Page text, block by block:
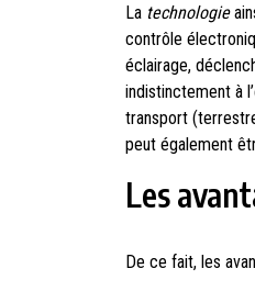
La technologie
contrôle
éclairage,
indistinctement à
transport
peut également
Les
De ce fait, les